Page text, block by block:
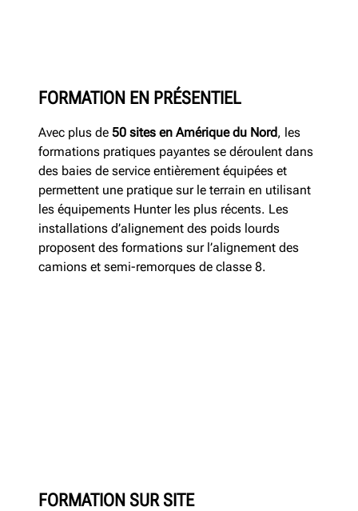
FORMATION EN PRÉSENTIEL
Avec plus de 50 sites en Amérique du Nord, les
formations pratiques payantes se déroulent dans
des baies de service entièrement équipées et
permettent une pratique sur le terrain en utilisant
les équipements Hunter les plus récents. Les
installations d’alignement des poids lourds
proposent des formations sur l’alignement des
camions et semi-remorques de classe 8.
FORMATION SUR SITE